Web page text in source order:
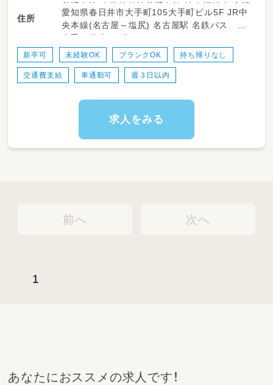
不安な方はお気軽にご相談ください！
普通免許 小学校教諭普通免許 社会福祉士 言語
聴覚士 作業療法士 理学療法士 心理士 普通自
動車運転免許
住所
愛知県春日井市大手町105大手町ビル5F JR中
央本線(名古屋～塩尻) 名古屋駅 名鉄バス 上
大手 徒歩 2分
新卒可 未経験OK ブランクOK 持ち帰りなし
交通費支給 車通勤可 週３日以内
求人をみる
前へ
1
次へ
あなたにおススメの求人です！